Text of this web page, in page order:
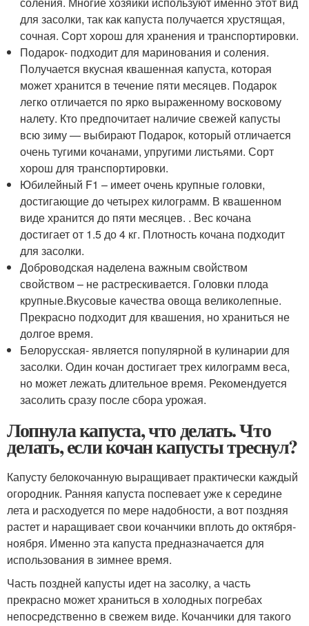
для засолки, так как капуста получается хрустящая,
сочная. Сорт хорош для хранения и транспортировки.
Подарок- подходит для маринования и соления.
Получается вкусная квашенная капуста, которая
может хранится в течение пяти месяцев. Подарок
легко отличается по ярко выраженному восковому
налету. Кто предпочитает наличие свежей капусты
всю зиму — выбирают Подарок, который отличается
очень тугими кочанами, упругими листьями. Сорт
хорош для транспортировки.
Юбилейный F1 – имеет очень крупные головки,
достигающие до четырех килограмм. В квашенном
виде хранится до пяти месяцев. . Вес кочана
достигает от 1.5 до 4 кг. Плотность кочана подходит
для засолки.
Доброводская наделена важным свойством
свойством – не растрескивается. Головки плода
крупные.Вкусовые качества овоща великолепные.
Прекрасно подходит для квашения, но храниться не
долгое время.
Белорусская- является популярной в кулинарии для
засолки. Один кочан достигает трех килограмм веса,
но может лежать длительное время. Рекомендуется
засолить сразу после сбора урожая.
Лопнула капуста, что делать. Что
делать, если кочан капусты треснул?
Капусту белокочанную выращивает практически каждый
огородник. Ранняя капуста поспевает уже к середине
лета и расходуется по мере надобности, а вот поздняя
растет и наращивает свои кочанчики вплоть до октября-
ноября. Именно эта капуста предназначается для
использования в зимнее время.
Часть поздней капусты идет на засолку, а часть
прекрасно может храниться в холодных погребах
непосредственно в свежем виде. Кочанчики для такого